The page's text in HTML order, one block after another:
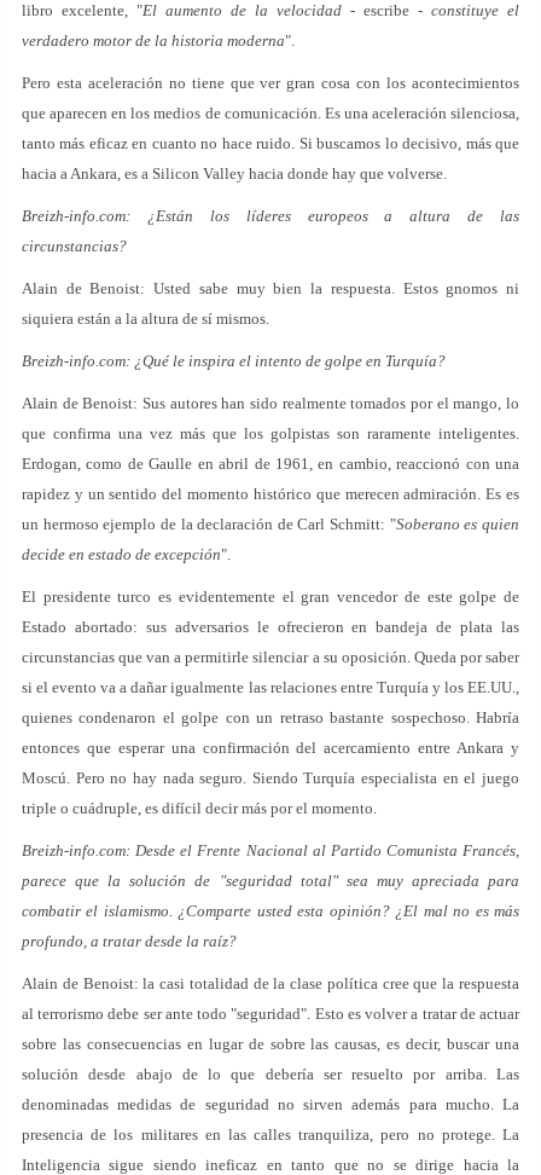
libro excelente, "El aumento de la velocidad - escribe - constituye el
verdadero motor de la historia moderna".
Pero esta aceleración no tiene que ver gran cosa con los acontecimientos
que aparecen en los medios de comunicación. Es una aceleración silenciosa,
tanto más eficaz en cuanto no hace ruido. Si buscamos lo decisivo, más que
hacia a Ankara, es a Silicon Valley hacia donde hay que volverse.
Breizh-info.com: ¿Están los líderes europeos a altura de las
circunstancias?
Alain de Benoist: Usted sabe muy bien la respuesta. Estos gnomos ni
siquiera están a la altura de sí mismos.
Breizh-info.com: ¿Qué le inspira el intento de golpe en Turquía?
Alain de Benoist: Sus autores han sido realmente tomados por el mango, lo
que confirma una vez más que los golpistas son raramente inteligentes.
Erdogan, como de Gaulle en abril de 1961, en cambio, reaccionó con una
rapidez y un sentido del momento histórico que merecen admiración. Es es
un hermoso ejemplo de la declaración de Carl Schmitt: "Soberano es quien
decide en estado de excepción".
El presidente turco es evidentemente el gran vencedor de este golpe de
Estado abortado: sus adversarios le ofrecieron en bandeja de plata las
circunstancias que van a permitirle silenciar a su oposición. Queda por saber
si el evento va a dañar igualmente las relaciones entre Turquía y los EE.UU.,
quienes condenaron el golpe con un retraso bastante sospechoso. Habría
entonces que esperar una confirmación del acercamiento entre Ankara y
Moscú. Pero no hay nada seguro. Siendo Turquía especialista en el juego
triple o cuádruple, es difícil decir más por el momento.
Breizh-info.com: Desde el Frente Nacional al Partido Comunista Francés,
parece que la solución de "seguridad total" sea muy apreciada para
combatir el islamismo. ¿Comparte usted esta opinión? ¿El mal no es más
profundo, a tratar desde la raíz?
Alain de Benoist: la casi totalidad de la clase política cree que la respuesta
al terrorismo debe ser ante todo "seguridad". Esto es volver a tratar de actuar
sobre las consecuencias en lugar de sobre las causas, es decir, buscar una
solución desde abajo de lo que debería ser resuelto por arriba. Las
denominadas medidas de seguridad no sirven además para mucho. La
presencia de los militares en las calles tranquiliza, pero no protege. La
Inteligencia sigue siendo ineficaz en tanto que no se dirige hacia la